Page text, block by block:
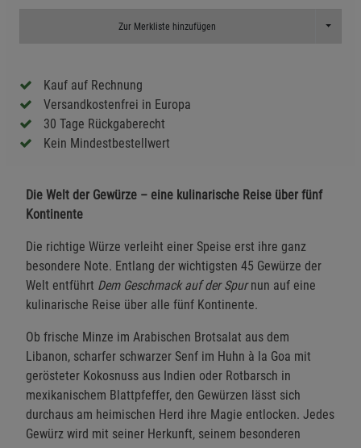
Zur Merkliste hinzufügen Toggle
Kauf auf Rechnung
Versandkostenfrei in Europa
30 Tage Rückgaberecht
Kein Mindestbestellwert
Die Welt der Gewürze – eine kulinarische Reise über fünf
Kontinente
Die richtige Würze verleiht einer Speise erst ihre ganz
besondere Note. Entlang der wichtigsten 45 Gewürze der
Welt entführt Dem Geschmack auf der Spurnun auf eine
kulinarische Reise über alle fünf Kontinente.
Ob frische Minze im Arabischen Brotsalat aus dem
Libanon, scharfer schwarzer Senf im Huhn à la Goa mit
gerösteter Kokosnuss aus Indien oder Rotbarsch in
mexikanischem Blattpfeffer, den Gewürzen lässt sich
durchaus am heimischen Herd ihre Magie entlocken. Jedes
Gewürz wird mit seiner Herkunft, seinem besonderen